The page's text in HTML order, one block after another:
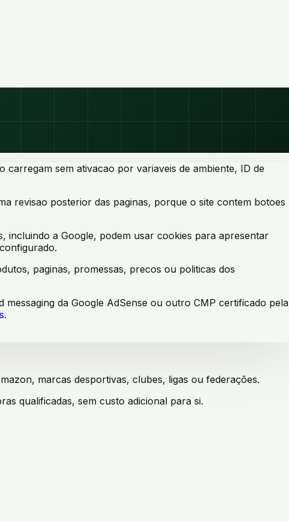
sem ativacao por variaveis de ambiente, ID de
revisao posterior das paginas, porque o site contem botoes
incluindo a Google, podem usar cookies para apresentar
paginas, promessas, precos ou politicas dos
da Google AdSense ou outro CMP certificado pela
.
marcas desportivas, clubes, ligas ou federações.
qualificadas, sem custo adicional para si.